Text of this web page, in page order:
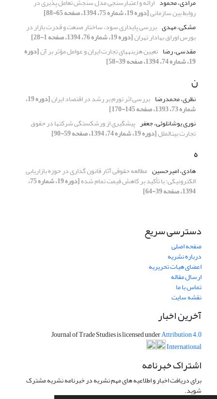
روابط بین سازمانی[دوره 19، شماره 75، 1394، صفحه 65-88]
مشکی، مهدی بررسی پایداری سود، ساختار صنعت و قدرت بازار در
بورس اوراق بهادار تهران[دوره 19، شماره 76، 1394، صفحه 1-28]
مقدسی، رضا تعیین هزینههای تجارت ایران و عوامل مؤثر بر آن[دوره
19، شماره 74، 1394، صفحه 39-58]
ن
نظری، محمدرضا بررسی اثر تورم بر رشد در اقتصاد ایران [دوره 19،
شماره 73، 1393، صفحه 145-170]
نوری یوشانلوئی، جعفر پیشگیری از ورشکستگی شرکتها در حقوق
تجارت بینالملل[دوره 19، شماره 74، 1394، صفحه 59-90]
ه
هادی، امیرحسین مطالعه حقوقی آثار قانون گذاری در حوزه بازاریابی
الکترونیکی: با تأکید بر کاهش قیمت تمام شده [دوره 19، شماره 75،
1394، صفحه 39-64]
دسترسی سریع
صفحه اصلی
درباره نشریه
اعضای هیات تحریریه
ارسال مقاله
تماس با ما
نقشه سایت
آخرین اخبار
Journal of Trade Studies is licensed underAttribution 4.0
International
اشتراک خبرنامه
برای دریافت اخبار و اطلاعیه های مهم نشریه در خبرنامه نشریه مشترک
شوید.